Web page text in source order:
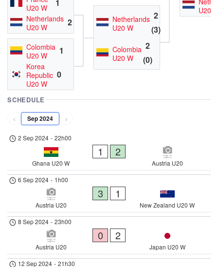
U20 W
1
Netherlands
U20 W
2
Colombia
U20 W
1
Korea
Republic
U20 W
0
Netherlands
U20 W
2
(3)
Colombia
U20 W
2
(0)
U20
SCHEDULE
‹ Sep 2024 ›
2 Sep 2024 - 22h00
Ghana U20 W
1 2
Austria U20
6 Sep 2024 - 1h00
Austria U20
3 1
New Zealand U20 W
8 Sep 2024 - 23h00
Austria U20
0 2
Japan U20 W
12 Sep 2024 - 21h30